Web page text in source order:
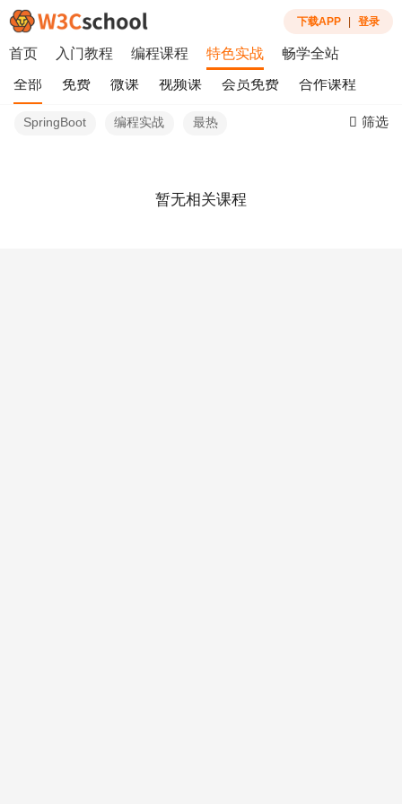
下载APP 登录
首页 入门教程 编程课程 特色实战 畅学全站
全部 免费 微课 视频课 会员免费 合作课程
SpringBoot 编程实战 最热 筛选
暂无相关课程